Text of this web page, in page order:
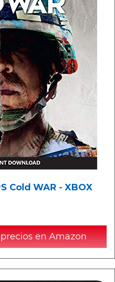
Cold WAR - XBOX
en Amazon